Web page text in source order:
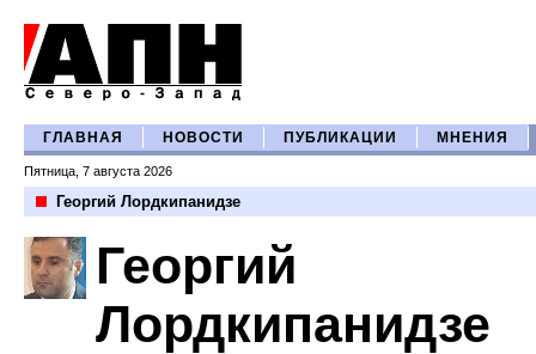
ГЛАВНАЯ НОВОСТИ ПУБЛИКАЦИИ МНЕНИЯ
Пятница, 7 августа 2026
Георгий Лордкипанидзе
Георгий
Лордкипанидзе